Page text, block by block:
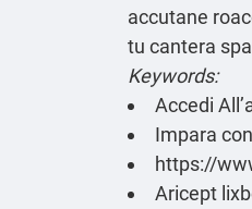
accutane
tu cantera
Keywords:
Accedi
Impara
https://
Aricept